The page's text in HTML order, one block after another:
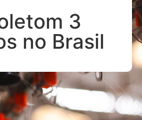
3
no Brasil